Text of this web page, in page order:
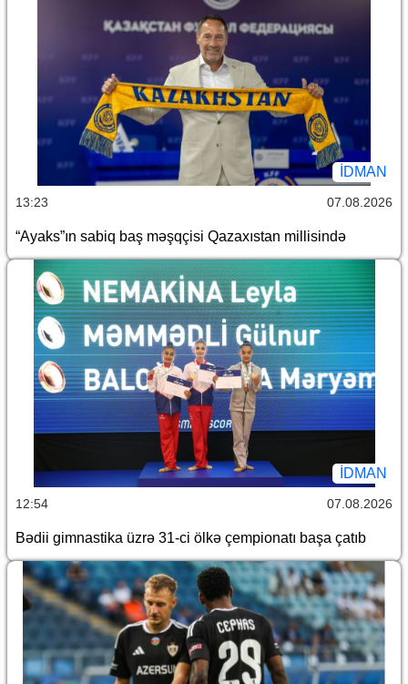
İDMAN
13:23 07.08.2026
“Ayaks”ın sabiq baş məşqçisi Qazaxıstan millisində
İDMAN
12:54 07.08.2026
Bədii gimnastika üzrə 31-ci ölkə çempionatı başa çatıb